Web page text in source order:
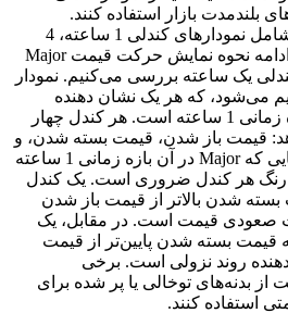
بلندمدت بازار استفاده کنند.
گزینه‌های محبوب دیگر نیز شامل نمودارهای کندلی 1 ساعته، 4
ساعته و 1 روزه هستند. در ادامه نحوه نمایش حرکت قیمت Major
یک ساعته بررسی می‌کنیم. نمودار
می‌شود، که هر یک نشان دهنده
حرکت قیمتی Major در بازه زمانی 1 ساعته است. هر کندل چهار
قیمت باز شدن، قیمت بسته شدن، و
بالاترین و پایین‌ترین قیمت‌هایی که Major در آن بازه زمانی 1 ساعته
رنگ هر کندل ضروری است. یک کندل
شدن بالاتر از قیمت باز شدن
صعودی قیمت است. در مقابل، یک
بسته شدن پایین‌تر از قیمت
روند نزولی است. برخی
بدنه‌های توخالی یا پر شده برای
استفاده کنند.